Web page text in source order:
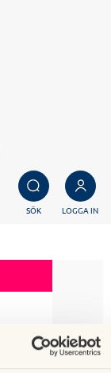
SÖK LOGGA IN